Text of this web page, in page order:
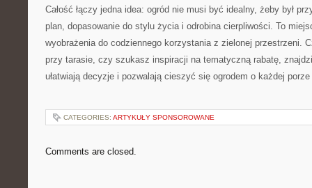
Całość łączy jedna idea: ogród nie musi być idealny, żeby był
plan, dopasowanie do stylu życia i odrobina cierpliwości. To
wyobrażenia do codziennego korzystania z zielonej przestrzeni.
przy tarasie, czy szukasz inspiracji na tematyczną rabatę,
ułatwiają decyzje i pozwalają cieszyć się ogrodem o każdej
CATEGORIES: ARTYKUŁY SPONSOROWANE
Comments are closed.